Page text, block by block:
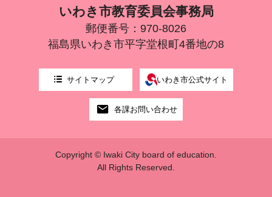
いわき市教育委員会事務局
郵便番号：970-8026
福島県いわき市平字堂根町4番地の8
サイトマップ いわき市公式サイト
各課お問い合わせ
Copyright © Iwaki City board of education.
All Rights Reserved.